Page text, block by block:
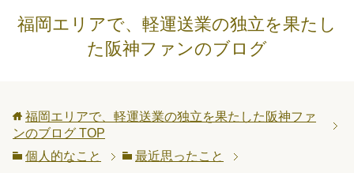
福岡エリアで、軽運送業の独立を果たし
た阪神ファンのブログ
福岡エリアで、軽運送業の独立を果たした阪神ファ
ンのブログ TOP
個人的なこと
最近思ったこと